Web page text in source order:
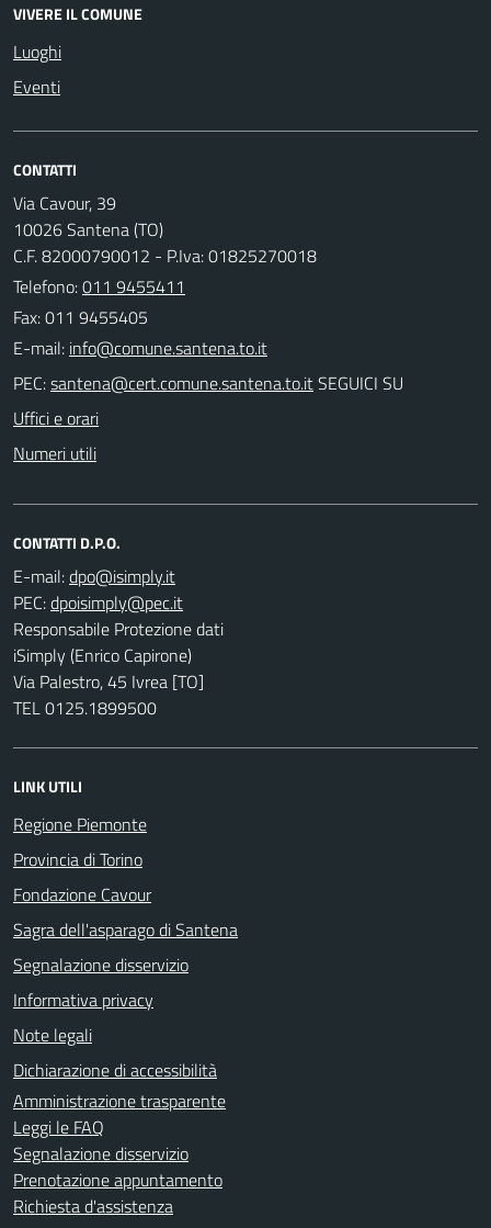
VIVERE IL COMUNE
Luoghi
Eventi
CONTATTI
Via Cavour, 39
10026 Santena (TO)
C.F. 82000790012 - P.Iva: 01825270018
Telefono:011 9455411
Fax: 011 9455405
E-mail:
PEC:
SEGUICI SU
Uffici e orari
Numeri utili
CONTATTI D.P.O.
E-mail:
PEC:
Responsabile Protezione dati
iSimply (Enrico Capirone)
Via Palestro, 45 Ivrea [TO]
TEL 0125.1899500
LINK UTILI
Regione Piemonte
Provincia di Torino
Fondazione Cavour
Sagra dell'asparago di Santena
Segnalazione disservizio
Informativa privacy
Note legali
Dichiarazione di accessibilità
Amministrazione trasparente
Leggi le FAQ
Segnalazione disservizio
Prenotazione appuntamento
Richiesta d'assistenza